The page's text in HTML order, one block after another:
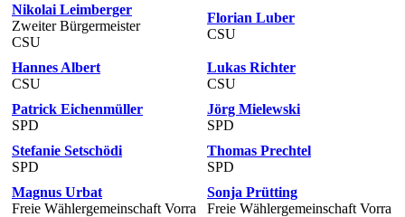
Nikolai Leimberger
Zweiter Bürgermeister
CSU
Florian Luber
CSU
Hannes Albert
CSU
Lukas Richter
CSU
Patrick Eichenmüller
SPD
Jörg Mielewski
SPD
Stefanie Setschödi
SPD
Thomas Prechtel
SPD
Magnus Urbat
Freie Wählergemeinschaft Vorra
Sonja Prütting
Freie Wählergemeinschaft Vorra